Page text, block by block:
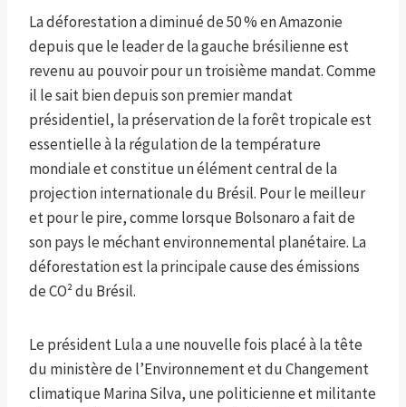
La déforestation a diminué de 50 % en Amazonie
depuis que le leader de la gauche brésilienne est
revenu au pouvoir pour un troisième mandat. Comme
il le sait bien depuis son premier mandat
présidentiel, la préservation de la forêt tropicale est
essentielle à la régulation de la température
mondiale et constitue un élément central de la
projection internationale du Brésil. Pour le meilleur
et pour le pire, comme lorsque Bolsonaro a fait de
son pays le méchant environnemental planétaire. La
déforestation est la principale cause des émissions
de CO² du Brésil.
Le président Lula a une nouvelle fois placé à la tête
du ministère de l’Environnement et du Changement
climatique Marina Silva, une politicienne et militante